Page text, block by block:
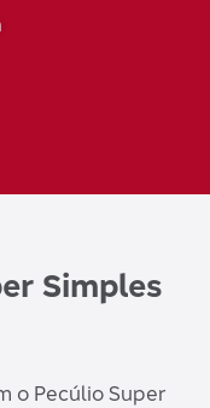
Simples
o Pecúlio Super